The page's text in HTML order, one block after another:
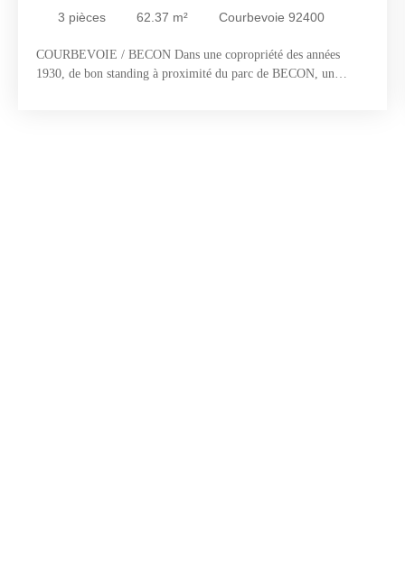
3 pièces 62.37 m² Courbevoie 92400
COURBEVOIE / BECON Dans une copropriété des années
1930, de bon standing à proximité du parc de BECON, un